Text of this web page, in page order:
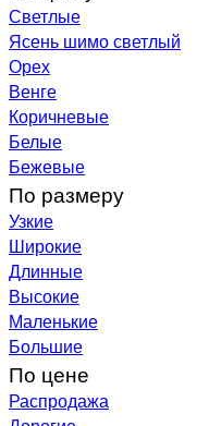
Светлые
Ясень шимо светлый
Орех
Венге
Коричневые
Белые
Бежевые
По размеру
Узкие
Широкие
Длинные
Высокие
Маленькие
Большие
По цене
Распродажа